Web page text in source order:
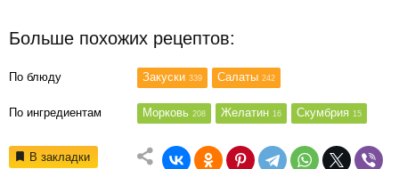
Больше похожих рецептов:
По блюду Закуски 339 Салаты 242
По ингредиентам Морковь 208 Желатин 16 Скумбрия 15
В закладки